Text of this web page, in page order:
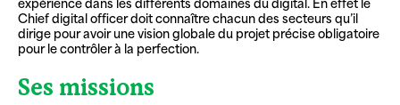
Chief digital officer doit connaître chacun des secteurs qu’il
dirige pour avoir une vision globale du projet précise obligatoire
pour le contrôler à la perfection.
Ses missions